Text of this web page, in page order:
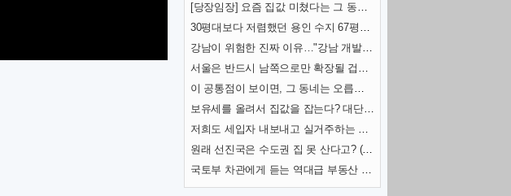
[당장임장] 요즘 집값 미쳤다는 그 동네 (분당신도시)
30평대보다 저렴했던 용인 수지 67평형 아파트 1,2편
강남이 위험한 진짜 이유…"강남 개발자들이 가장 후회한 '이것'이 남긴 이 땅의 한계" (김시덕)
서울은 반드시 남쪽으로만 확장될 겁니다 (김시덕 박사)
이 공통점이 보이면, 그 동네는 오릅니다! (제2의 강남?) (도시문헌학자 김시덕)
보유세를 올려서 집값을 잡는다? 대단한 착각입니다. (서울대 김경민 교수)
저희도 세입자 내보내고 실거주하는 게 맞나요? (앞으로 전월세 난리 나는 이유)
원래 선진국은 수도권 집 못 산다고? (+ 이상경 국토부차관 뒷이야기)
국토부 차관에게 듣는 역대급 부동산 대책의 의미 [이상경 국토부 제1차관]